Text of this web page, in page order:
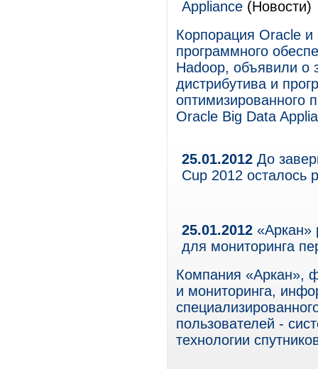
Appliance (Новости)
Корпорация Oracle
программного
Hadoop, объявили о
дистрибутива и
оптимизированного
Oracle Big Data
25.01.2012 До
Cup 2012 осталось
25.01.2012 «Аркан»
для мониторинга
Компания «Аркан»,
и мониторинга,
пользователей -
технологии